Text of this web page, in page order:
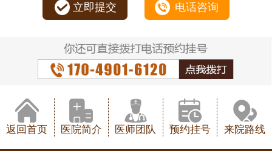
立即提交 电话咨询
返回首页 医院简介 医师团队 预约挂号 来院路线